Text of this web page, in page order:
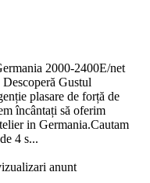
2000-2400E/net
Gustul
plasare de forță de
încântați să oferim
in Germania.Cautam
4 s...
anunt